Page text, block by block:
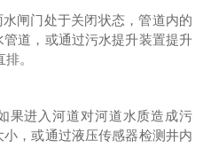
闸门处于关闭状态，管道内的
道，或通过污水提升装置提升
。
果进入河道对河道水质造成污
，或通过液压传感器检测井内